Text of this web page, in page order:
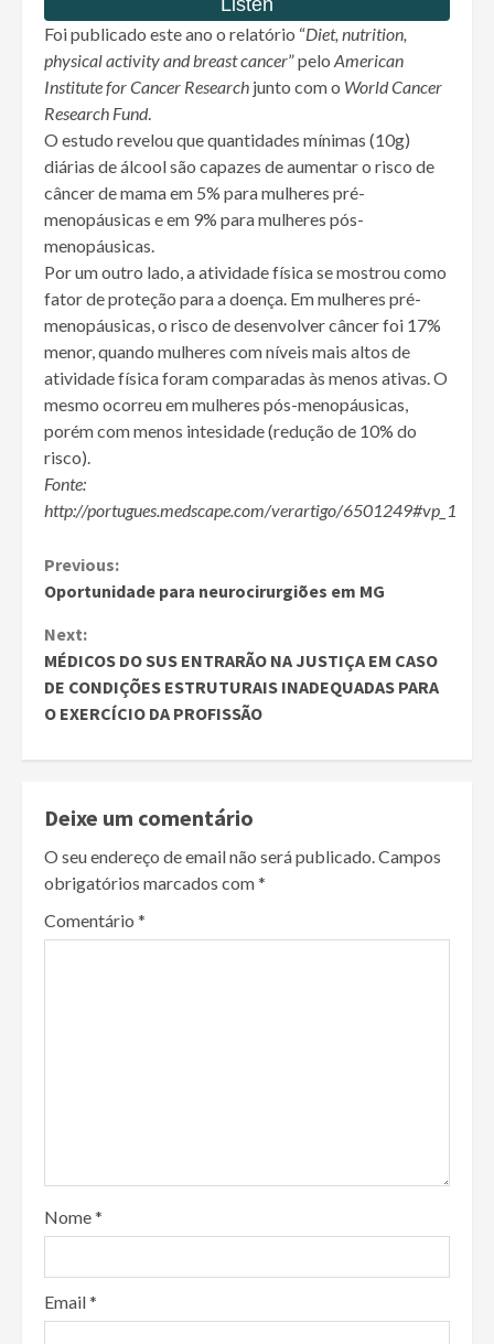
Foi publicado este ano o relatório “Diet, nutrition,
physical activity and breast cancer” pelo American
Institute for Cancer Research junto com o World Cancer
Research Fund.
O estudo revelou que quantidades mínimas (10g)
diárias de álcool são capazes de aumentar o risco de
câncer de mama em 5% para mulheres pré-
menopáusicas e em 9% para mulheres pós-
menopáusicas.
Por um outro lado, a atividade física se mostrou como
fator de proteção para a doença. Em mulheres pré-
menopáusicas, o risco de desenvolver câncer foi 17%
menor, quando mulheres com níveis mais altos de
atividade física foram comparadas às menos ativas. O
mesmo ocorreu em mulheres pós-menopáusicas,
porém com menos intesidade (redução de 10% do
risco).
Fonte:
http://portugues.medscape.com/verartigo/6501249#vp_1
Continue
Reading
Previous:
Oportunidade para neurocirurgiões em MG
Next:
MÉDICOS DO SUS ENTRARÃO NA JUSTIÇA EM CASO
DE CONDIÇÕES ESTRUTURAIS INADEQUADAS PARA
O EXERCÍCIO DA PROFISSÃO
Deixe um comentário
O seu endereço de email não será publicado.Campos
obrigatórios marcados com*
Comentário *
Nome*
Email*